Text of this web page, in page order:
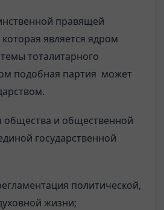
правящей
является ядром
тоталитарного
подобная партия может
и общественной
государственной
политической,
жизни;